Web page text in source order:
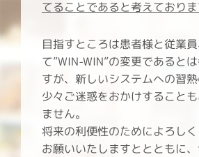
てることであると考えておりま
目指すところは患者様と従業
て”WIN-WIN”の変更であると
すが、新しいシステムへの習熟
少々ご迷惑をおかけすること
ません。
将来の利便性のためによろし
お願いいたしますととともに